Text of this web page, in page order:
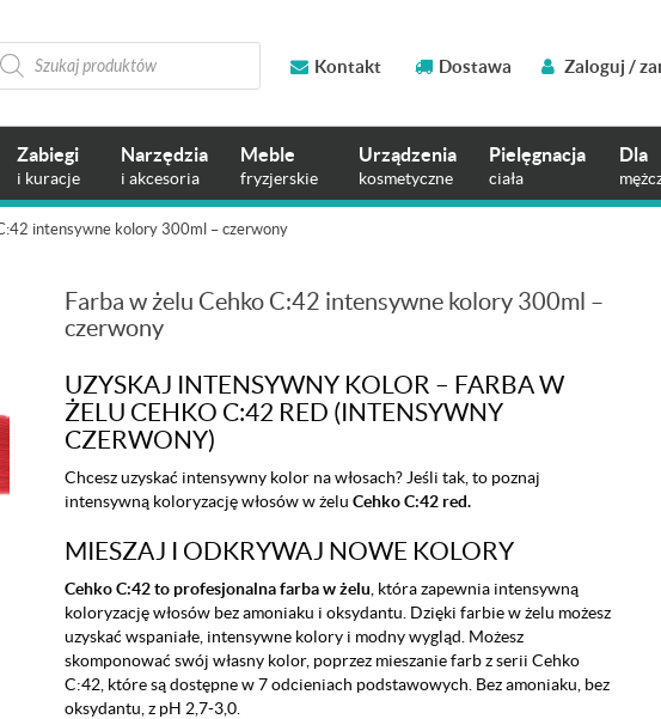
Kontakt Dostawa Zaloguj /
Zabiegi
i kuracje
Narzędzia
i akcesoria
Meble
fryzjerskie
Urządzenia
kosmetyczne
Pielęgnacja
ciała
Dla
intensywne kolory 300ml – czerwony
Farba w żelu Cehko C:42 intensywne kolory 300ml –
czerwony
UZYSKAJ INTENSYWNY KOLOR – FARBA W
ŻELU CEHKO C:42 RED (INTENSYWNY
CZERWONY)
Chcesz uzyskać intensywny kolor na włosach? Jeśli tak, to poznaj
intensywną koloryzację włosów w żelu Cehko C:42 red.
MIESZAJ I ODKRYWAJ NOWE KOLORY
Cehko C:42 to profesjonalna farba w żelu , która zapewnia intensywną
koloryzację włosów bez amoniaku i oksydantu. Dzięki farbie w żelu możesz
uzyskać wspaniałe, intensywne kolory i modny wygląd. Możesz
skomponować swój własny kolor, poprzez mieszanie farb z serii Cehko
C:42, które są dostępne w 7 odcieniach podstawowych. Bez amoniaku, bez
oksydantu, z pH 2,7-3,0.